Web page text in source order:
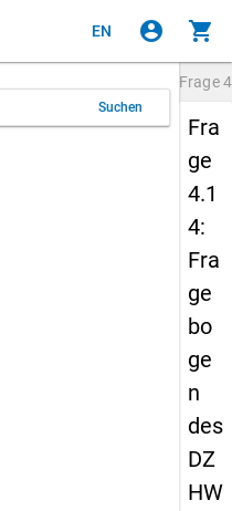
EN account_circle shopping_cart
Suchen
Frage
Fra
ge
4.1
4:
Fra
ge
bo
ge
n
des
DZ
HW